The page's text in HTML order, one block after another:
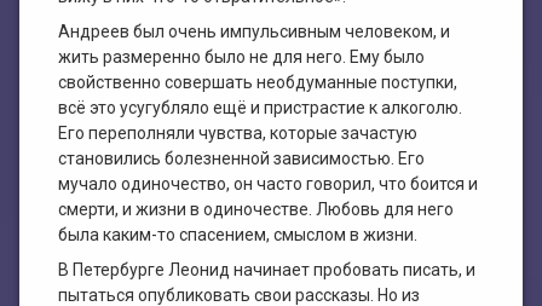
Андреев был очень импульсивным человеком, и
жить размеренно было не для него. Ему было
свойственно совершать необдуманные поступки,
всё это усугубляло ещё и пристрастие к алкоголю.
Его переполняли чувства, которые зачастую
становились болезненной зависимостью. Его
мучало одиночество, он часто говорил, что боится и
смерти, и жизни в одиночестве. Любовь для него
была каким-то спасением, смыслом в жизни.
В Петербурге Леонид начинает пробовать писать, и
пытаться опубликовать свои рассказы. Но из